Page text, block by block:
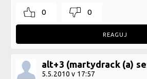
0 0
REAGUJ
alt+3 (martydrack (a)
5.5.2010 v 17:57